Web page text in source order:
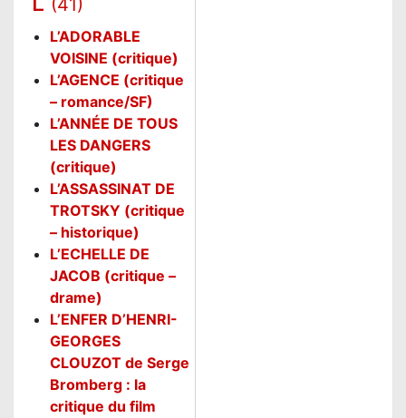
(41)
L’ADORABLE
VOISINE (critique)
L’AGENCE (critique
– romance/SF)
L’ANNÉE DE TOUS
LES DANGERS
(critique)
L’ASSASSINAT DE
TROTSKY (critique
– historique)
L’ECHELLE DE
JACOB (critique –
drame)
L’ENFER D’HENRI-
GEORGES
CLOUZOT de Serge
Bromberg : la
critique du film